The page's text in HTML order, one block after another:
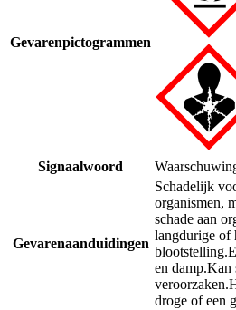
Gevarenpictogrammen
Signaalwoord
Gevarenaanduidingen
Schadelijk
organismen,
schade aan
langdurige of
blootstelling.
en damp.Kan
veroorzaken.
droge of een